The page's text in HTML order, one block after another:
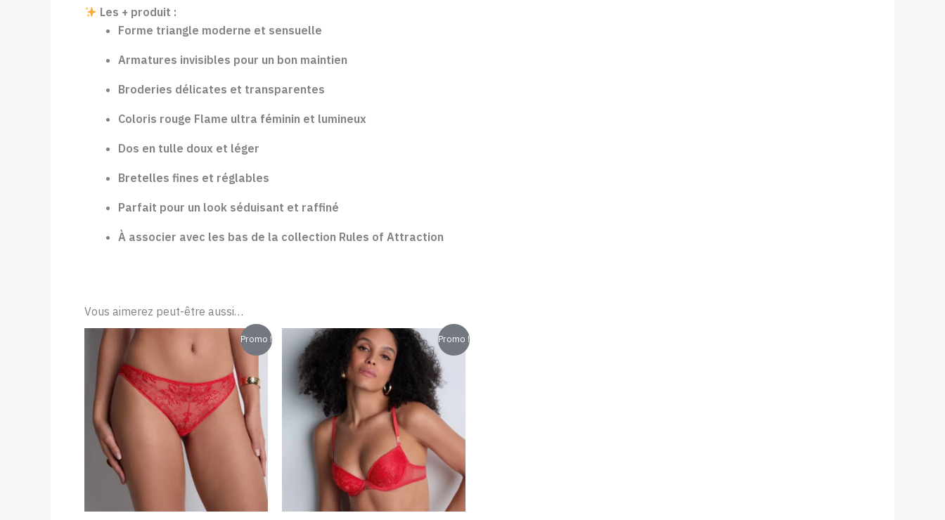
Les + produit :
Forme triangle moderne et sensuelle
Armatures invisibles pour un bon maintien
Broderies délicates et transparentes
Coloris rouge Flame ultra féminin et lumineux
Dos en tulle doux et léger
Bretelles fines et réglables
Parfait pour un look séduisant et raffiné
À associer avec les bas de la collection Rules of Attraction
Vous aimerez peut-être aussi…
Promo !
prix
75,00 €.
Le
prix
actuel
est :
35,00 €.
Promo !
Le
prix
initial
était :
120,00 €.
Le
prix
actuel
est :
70,00 €.